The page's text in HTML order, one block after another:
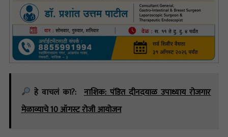
हे वाचलं का?: नाशिक: पंडित दीनदयाळ उपाध्याय रोजगार
मेळाव्याचे 10 ऑगस्ट रोजी आयोजन